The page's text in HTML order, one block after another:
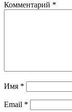
Комментарий *
Имя *
Email *